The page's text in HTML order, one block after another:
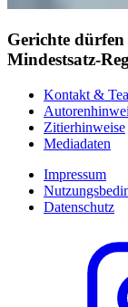
Gerichte
Mindestsatz-
Kontakt &
Zitierhinweise
Mediadaten
Impressum
Datenschutz